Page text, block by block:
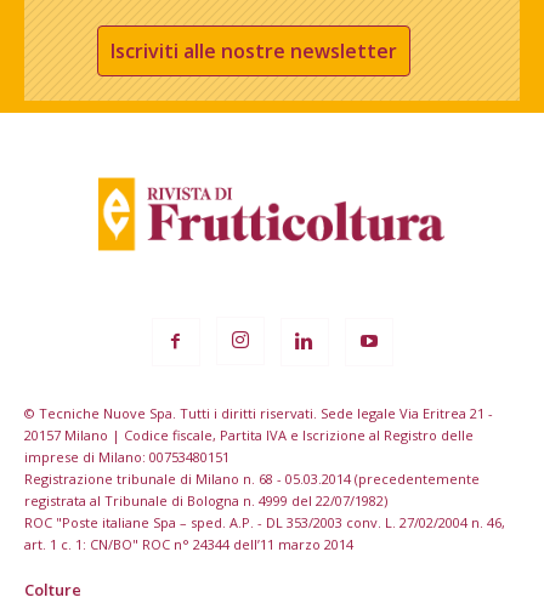
Iscriviti alle nostre newsletter
© Tecniche Nuove Spa. Tutti i diritti riservati. Sede legale Via Eritrea 21 -
20157 Milano | Codice fiscale, Partita IVA e Iscrizione al Registro delle
imprese di Milano: 00753480151
Registrazione tribunale di Milano n. 68 - 05.03.2014 (precedentemente
registrata al Tribunale di Bologna n. 4999 del 22/07/1982)
ROC "Poste italiane Spa – sped. A.P. - DL 353/2003 conv. L. 27/02/2004 n. 46,
art. 1 c. 1: CN/BO" ROC n° 24344 dell’11 marzo 2014
Colture